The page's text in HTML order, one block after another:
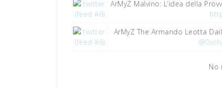
ArMyZ Malvino: L’idea della
ArMyZ The Armando Leotta
No